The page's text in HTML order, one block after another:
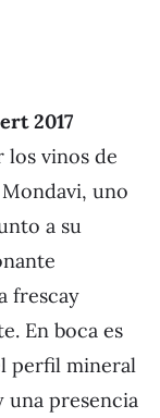
2017
vinos de
uno
a su
frescay
En boca es
perfil mineral
una presencia